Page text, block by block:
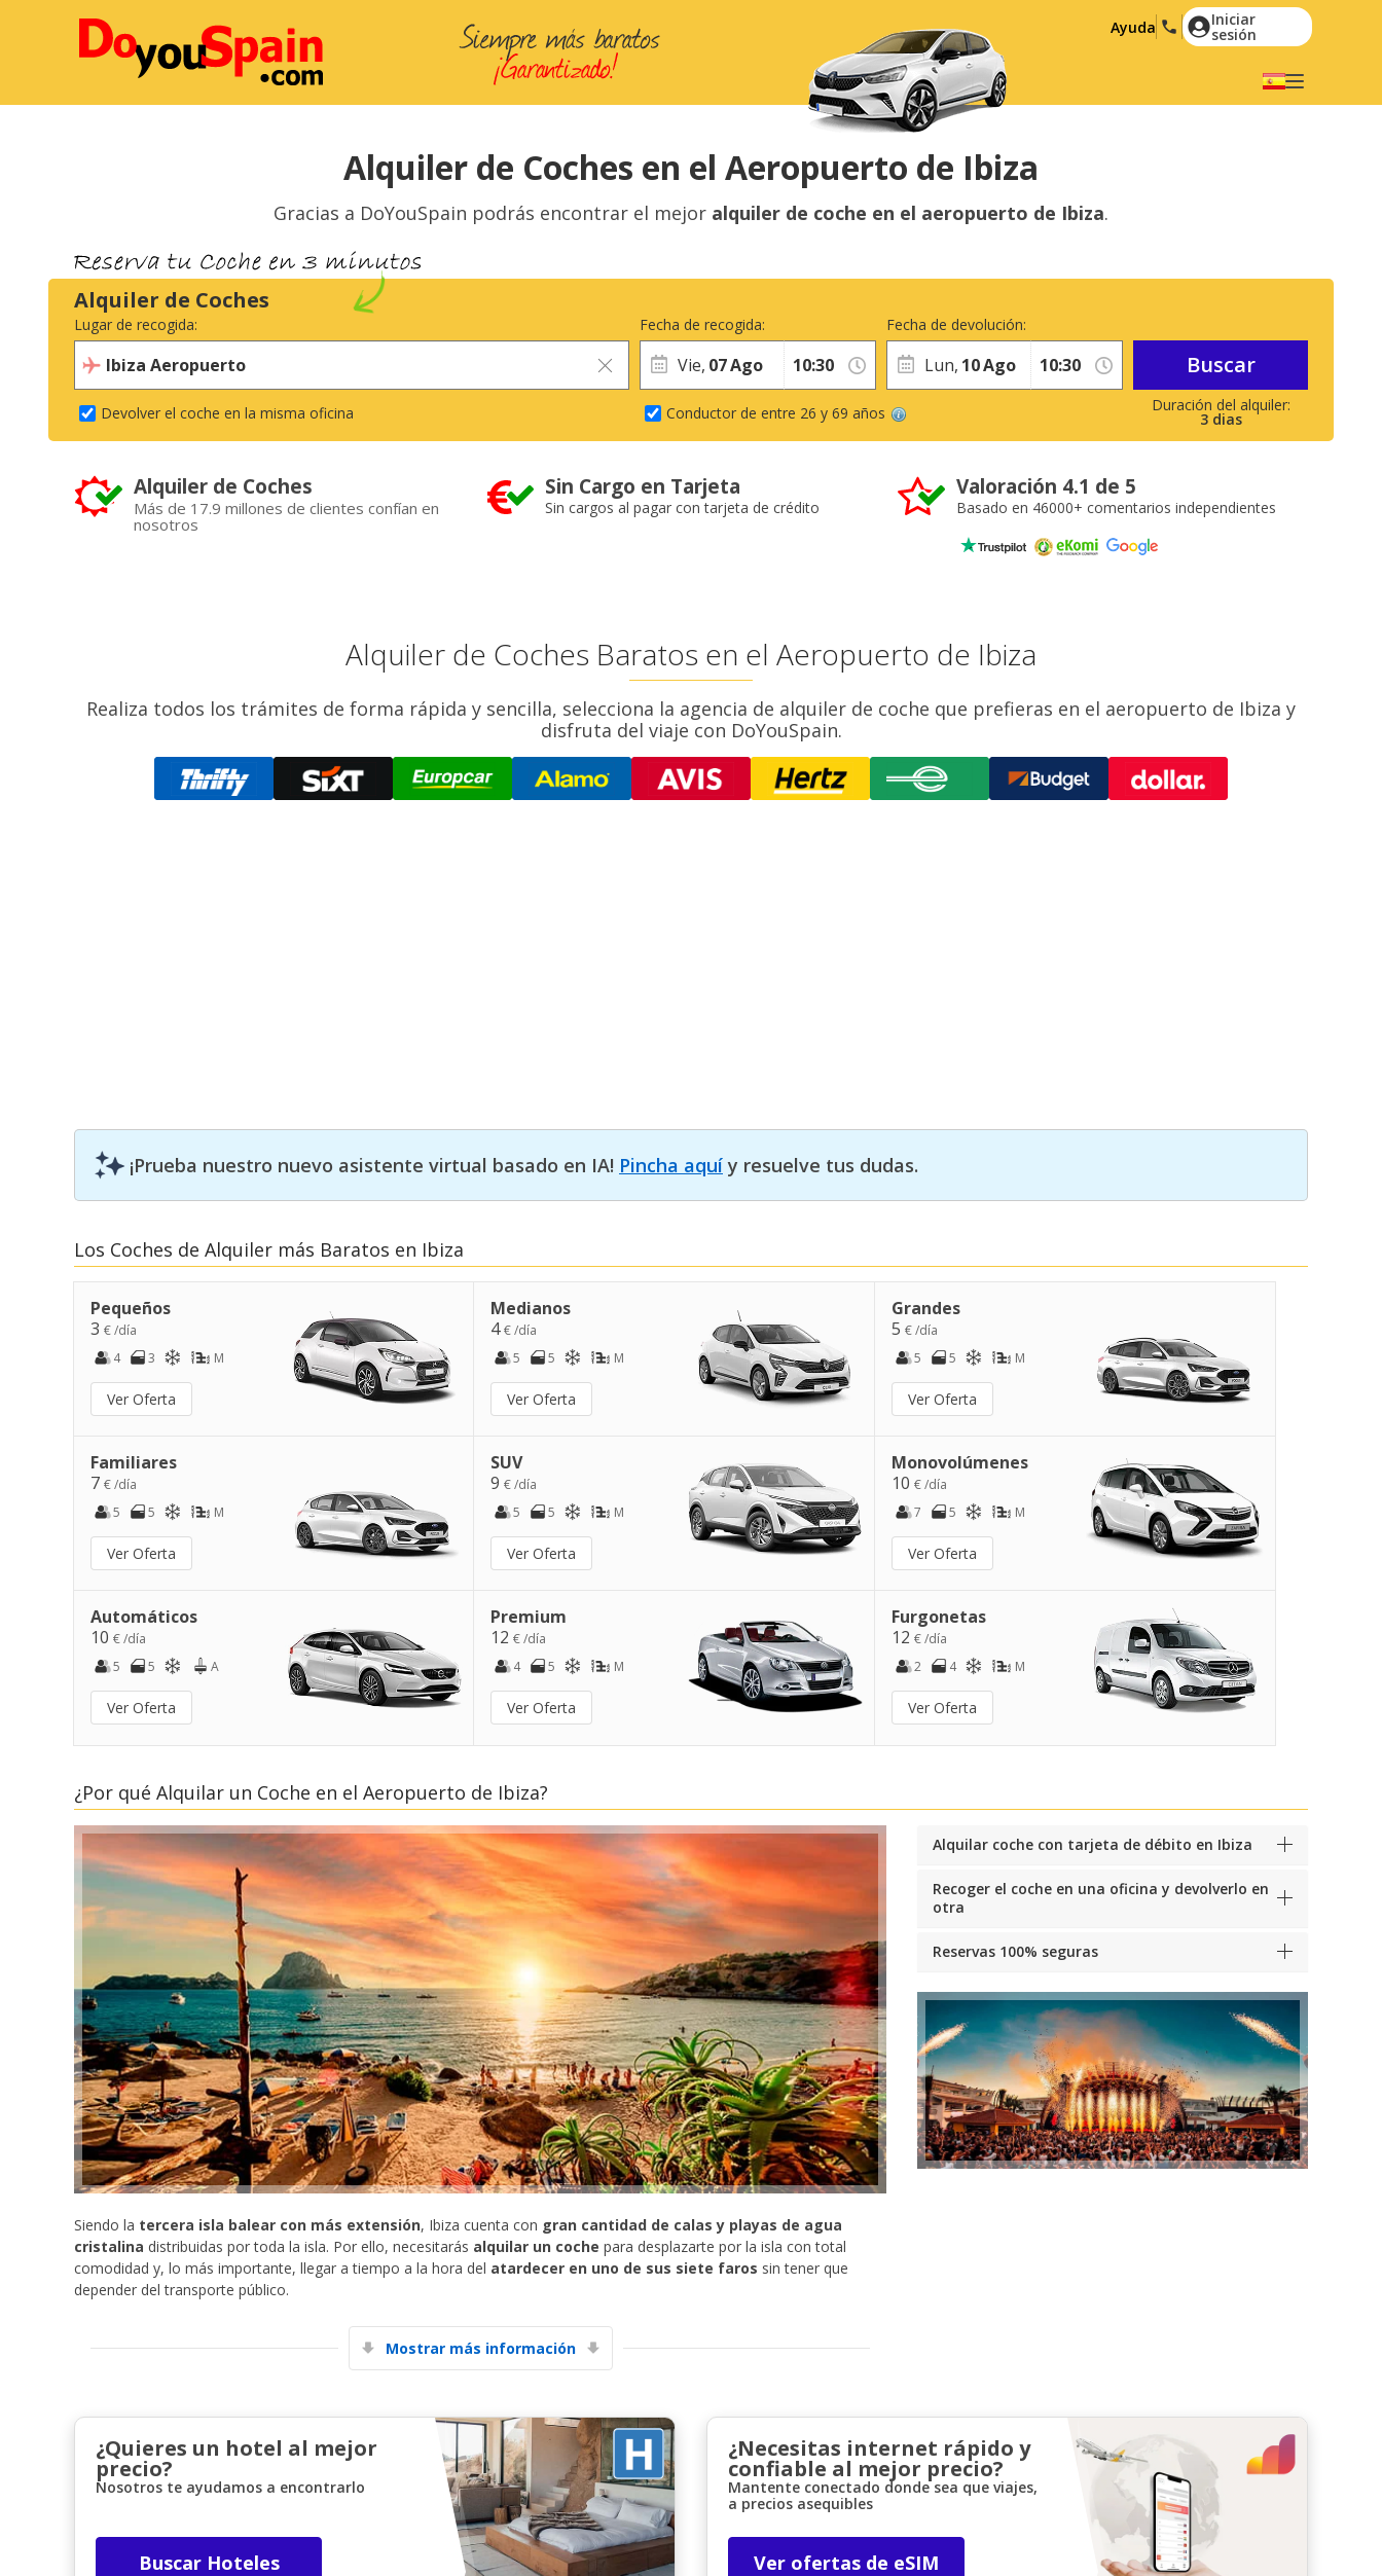
Ayuda Iniciar
sesión
Italiano
Română
Русский
Hrvatski
Alquiler de Coches en el Aeropuerto de Ibiza
Gracias a DoYouSpain podrás encontrar el mejor alquiler de coche en el aeropuerto de Ibiza.
Alquiler de Coches
Lugar de recogida:
Devolver el coche en la misma oficina
Fecha de recogida:
Vie, 07Ago
3 dias
Fecha de devolución:
Lun, 10Ago
Conductor de entre 26 y 69 años
Buscar
Alquiler de Coches
Más de 17.9 millones de clientes confían en
nosotros
Sin Cargo en Tarjeta
Sin cargos al pagar con tarjeta de crédito
Valoración 4.1 de 5
Basado en 46000+ comentarios independientes
Alquiler de Coches Baratos en el Aeropuerto de Ibiza
Realiza todos los trámites de forma rápida y sencilla, selecciona la agencia de alquiler de coche que prefieras en el aeropuerto de Ibiza y
disfruta del viaje con DoYouSpain.
¡Prueba nuestro nuevo asistente virtual basado en IA! Pincha aquíy resuelve tus dudas.
Los Coches de Alquiler más Baratos en Ibiza
Pequeños
3 € /día
4
3 M
Ver Oferta
Medianos
4€ /día
5
5 M
Ver Oferta
Grandes
5 € /día
5
5 M
Ver Oferta
Familiares
7 € /día
5
5 M
Ver Oferta
SUV
9€ /día
5
5 M
Ver Oferta
Monovolúmenes
10 € /día
7
5 M
Ver Oferta
Automáticos
10 € /día
5
5 A
Ver Oferta
Premium
12€ /día
4
5 M
Ver Oferta
Furgonetas
12 € /día
2
4 M
Ver Oferta
¿Por qué Alquilar un Coche en el Aeropuerto de Ibiza?
Siendo la tercera isla balear con más extensión, Ibiza cuenta con gran cantidad de calas y playas de agua
cristalina distribuidas por toda la isla. Por ello, necesitarás alquilar un coche para desplazarte por la isla con total
comodidad y, lo más importante, llegar a tiempo a la hora del atardecer en uno de sus siete faros sin tener que
depender del transporte público.
Mostrar más información
Alquilar coche con tarjeta de débito en Ibiza
Recoger el coche en una oficina y devolverlo en
otra
Reservas 100% seguras
¿Quieres un hotel al mejor
precio?
Nosotros te ayudamos a encontrarlo
Buscar Hoteles
¿Necesitas internet rápido y
confiable al mejor precio?
Mantente conectado donde sea que viajes,
a precios asequibles
Ver ofertas de eSIM
Descuentos especiales
Accede a ofertas exclusivas de nuestros
proveedores.